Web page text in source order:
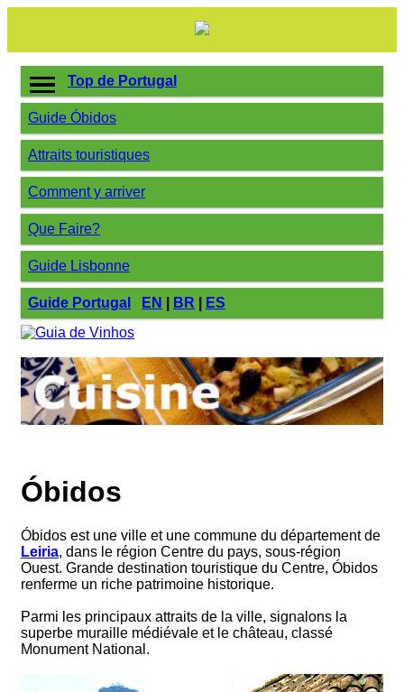
Top de Portugal
Guide Óbidos
Attraits touristiques
Comment y arriver
Que Faire?
Guide Lisbonne
Guide Portugal EN BR ES
Óbidos
Óbidos est une ville et une commune du département de
Leiria, dans le région Centre du pays, sous-région
Ouest. Grande destination touristique du Centre, Óbidos
renferme un riche patrimoine historique.
Parmi les principaux attraits de la ville, signalons la
superbe muraille médiévale et le château, classé
Monument National.